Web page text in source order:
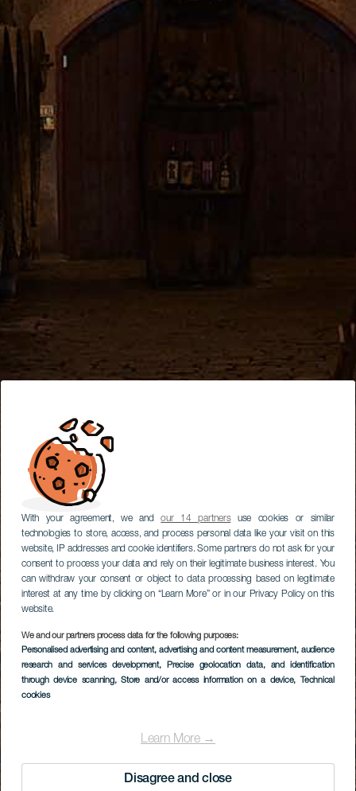
With your agreement, we andour 14 partnersuse cookies or similar
technologies to store, access, and process personal data like your visit on this
website, IP addresses and cookie identifiers. Some partners do not ask for your
consent to process your data and rely on their legitimate business interest. You
can withdraw your consent or object to data processing based on legitimate
interest at any time by clicking on “Learn More” or in our Privacy Policy on this
website.
We and our partners process data for the following purposes:
Personalised advertising and content, advertising and content measurement, audience
research and services development, Precise geolocation data, and identification
through device scanning, Store and/or access information on a device, Technical
cookies
Learn More →
Disagree and close